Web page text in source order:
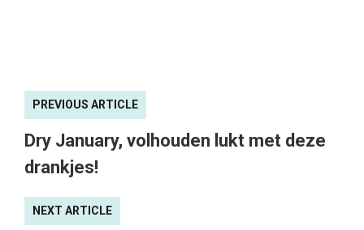
PREVIOUS ARTICLE
Dry January, volhouden lukt met deze
drankjes!
NEXT ARTICLE